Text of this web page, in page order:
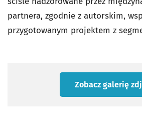
partnera, zgodnie z autorskim,
przygotowanym projektem z
Zobacz galerię